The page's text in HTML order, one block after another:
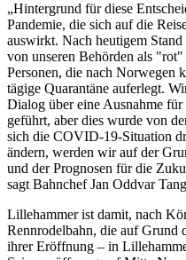
„Hintergrund für diese
Pandemie, die sich auf die
auswirkt. Nach heutigem
von unseren Behörden als
Personen, die nach Norwegen
tägige Quarantäne auferlegt.
Dialog über eine Ausnahme
geführt, aber dies wurde von
sich die COVID-19-Situation
ändern, werden wir auf der
und der Prognosen für die
sagt Bahnchef Jan Oddvar
Lillehammer ist damit, nach
Rennrodelbahn, die auf Grund
ihrer Eröffnung – in